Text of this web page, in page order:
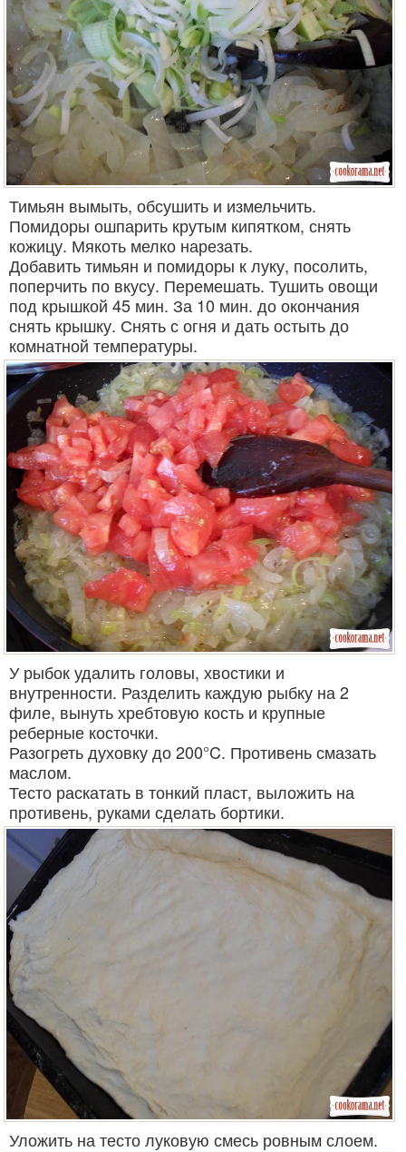
Тимьян вымыть, обсушить и измельчить.
Помидоры ошпарить крутым кипятком, снять
кожицу. Мякоть мелко нарезать.
Добавить тимьян и помидоры к луку, посолить,
поперчить по вкусу. Перемешать. Тушить овощи
под крышкой 45 мин. За 10 мин. до окончания
снять крышку. Снять с огня и дать остыть до
комнатной температуры.
У рыбок удалить головы, хвостики и
внутренности. Разделить каждую рыбку на 2
филе, вынуть хребтовую кость и крупные
реберные косточки.
Разогреть духовку до 200°C. Противень смазать
маслом.
Тесто раскатать в тонкий пласт, выложить на
противень, руками сделать бортики.
Уложить на тесто луковую смесь ровным слоем.